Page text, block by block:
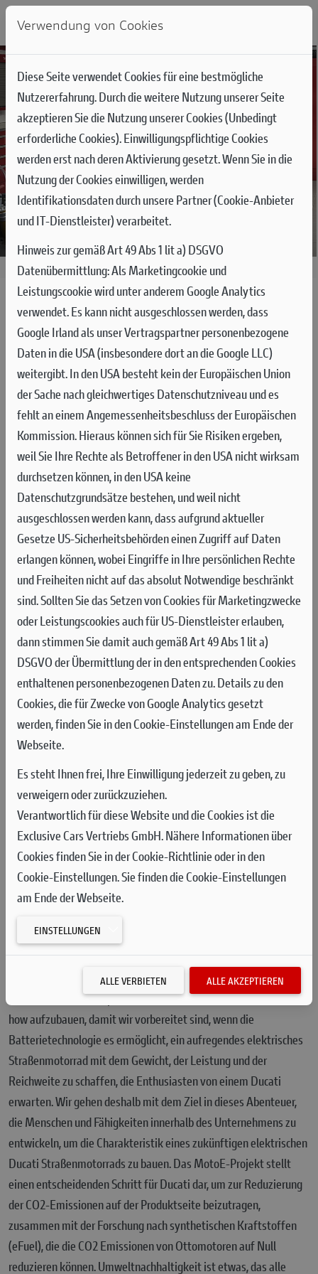
16.01.2023
PRODUKTIONSSTART VON MOTOE-
MOTORRÄDERN 2023
Ein wenig mehr als ein Jahr nach dem ersten Test mit Michele Pirro auf dem
Misano World Circuit Marco Simoncelli hat die Produktion der "V21L"-
Prototypen begonnen, die in der Saison 2023 in der FIM Enel MotoE™
Weltmeisterschaft die Hauptrolle spielen werden. Die Produktion der
Motorräder begann im Dezember und die 23 Einheiten werden bis Mitte
Februar Einsatzbereit sein. Neben den 18 Motorrädern, die im Rennen
eingesetzt werden, werden fünf Ersatzmaschinen für die Organisation
bereitgestellt. Jeder Prototyp wird von erfahrenen Technikern im Ducati
MotoE Racing Department mit demselben Prozess, der Präzision und der
Sorgfalt, die typisch für die hohe Handwerkskunst sind, die beim Bau eines
MotoGP-Motorrads zur Anwendung kommt, zusammengebaut.
Der Beginn der Produktion der "V21L"-Prototypen markiert den
Beginn eines neuen und wichtigen Kapitels in der Geschichte von
Ducati. Für das Unternehmen aus Bologna war dieses Projekt
darauf ausgerichtet, Fähigkeiten für die Zukunft zu entwickeln
und dabei den Ansatz beizubehalten, der Ducati‘s DNA immer
angetrieben hat: Experimentieren mit technologischen Lösungen
im Rennsport und dafür sorgen, dass dieses Knowhow sich
Serienfahrzeugen wieder findet. Um dies zu tun, hat Ducati das
fortschrittlichste Elektromotorrad der Welt entwickelt, das
Ergebnis der gemeinsamen Arbeit von Ducati R&D-Ingenieuren
und dem Ducati Corse Team. In der V21L, dem MotoGP Racer mit
Elektroantrieb, vereint sich das Wissen um E-Mobilität mit dem
Erfahrungsschatz des erfolgreichsten Herstellers von Sport- und
Rennmotorrädern.
Claudio Domenicali, CEO von Ducati: "Der Beginn der Produktion
des Ducati MotoE ist ein historischer Moment für unsere Firma,
die mit diesem Projekt die Technologien der Zukunft für die Welt
des Motorradfahrens gründlich untersucht. Es ist ein wichtiger
Bereich in dem wir Experimentieren und investieren, um Know-
how aufzubauen, damit wir vorbereitet sind, wenn die
Batterietechnologie es ermöglicht, ein aufregendes elektrisches
Straßenmotorrad mit dem Gewicht, der Leistung und der
Reichweite zu schaffen, die Enthusiasten von einem Ducati
erwarten. Wir gehen deshalb mit dem Ziel in dieses Abenteuer,
die Menschen und Fähigkeiten innerhalb des Unternehmens zu
entwickeln, um die Charakteristik eines zukünftigen elektrischen
Ducati Straßenmotorrads zu bauen. Das MotoE-Projekt stellt
einen entscheidenden Schritt für Ducati dar, um zur Reduzierung
der CO2-Emissionen auf der Produktseite beizutragen,
zusammen mit der Forschung nach synthetischen Kraftstoffen
(eFuel), die die CO2 Emissionen von Ottomotoren auf Null
reduzieren können. Umweltnachhaltigkeit ist etwas, das alle
Verwendung von Cookies
Diese Seite verwendet Cookies für eine bestmögliche
Nutzererfahrung. Durch die weitere Nutzung unserer Seite
akzeptieren Sie die Nutzung unserer Cookies (Unbedingt
erforderliche Cookies). Einwilligungspflichtige Cookies
werden erst nach deren Aktivierung gesetzt. Wenn Sie in die
Nutzung der Cookies einwilligen, werden
Identifikationsdaten durch unsere Partner (Cookie-Anbieter
und IT-Dienstleister) verarbeitet.
Hinweis zur gemäß Art 49 Abs 1 lit a) DSGVO
Datenübermittlung:Als Marketingcookie und
Leistungscookie wird unter anderem Google Analytics
verwendet. Es kann nicht ausgeschlossen werden, dass
Google Irland als unser Vertragspartner personenbezogene
Daten in die USA (insbesondere dort an die Google LLC)
weitergibt. In den USA besteht kein der Europäischen Union
der Sache nach gleichwertiges Datenschutzniveau und es
fehlt an einem Angemessenheitsbeschluss der Europäischen
Kommission. Hieraus können sich für Sie Risiken ergeben,
weil Sie Ihre Rechte als Betroffener in den USA nicht wirksam
durchsetzen können, in den USA keine
Datenschutzgrundsätze bestehen, und weil nicht
ausgeschlossen werden kann, dass aufgrund aktueller
Gesetze US-Sicherheitsbehörden einen Zugriff auf Daten
erlangen können, wobei Eingriffe in Ihre persönlichen Rechte
und Freiheiten nicht auf das absolut Notwendige beschränkt
sind.Sollten Sie das Setzen von Cookies für Marketingzwecke
oder Leistungscookies auch für US-Dienstleister erlauben,
dann stimmen Sie damit auch gemäß Art 49 Abs 1 lit a)
DSGVO der Übermittlung der in den entsprechenden Cookies
enthaltenen personenbezogenen Daten zu. Details zu den
Cookies, die für Zwecke von Google Analytics gesetzt
werden, finden Sie in den Cookie-Einstellungen am Ende der
Webseite.
Es steht Ihnen frei, Ihre Einwilligung jederzeit zu geben, zu
verweigern oder zurückzuziehen.
Verantwortlich für diese Website und die Cookies ist die
Exclusive Cars Vertriebs GmbH. Nähere Informationen über
Cookies finden Sie in der Cookie-Richtlinie oder in den
Cookie-Einstellungen. Sie finden die Cookie-Einstellungen
am Ende der Webseite.
EINSTELLUNGEN
ALLE VERBIETEN ALLE AKZEPTIEREN